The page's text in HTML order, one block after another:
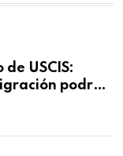
USCIS:
podrán